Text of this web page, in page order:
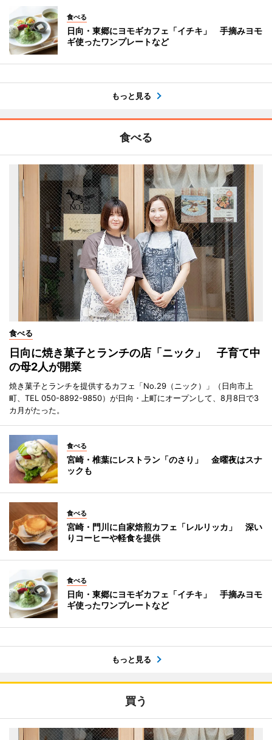
食べる
日向・東郷にヨモギカフェ「イチキ」 手摘みヨモ
ギ使ったワンプレートなど
もっと見る
食べる
食べる
日向に焼き菓子とランチの店「ニック」 子育て中
の母2人が開業
焼き菓子とランチを提供するカフェ「No.29（ニック）」（日向市上
町、TEL 050-8892-9850）が日向・上町にオープンして、8月8日で3
カ月がたった。
食べる
宮崎・椎葉にレストラン「のさり」 金曜夜はスナ
ックも
食べる
宮崎・門川に自家焙煎カフェ「レルリッカ」 深い
りコーヒーや軽食を提供
食べる
日向・東郷にヨモギカフェ「イチキ」 手摘みヨモ
ギ使ったワンプレートなど
もっと見る
買う